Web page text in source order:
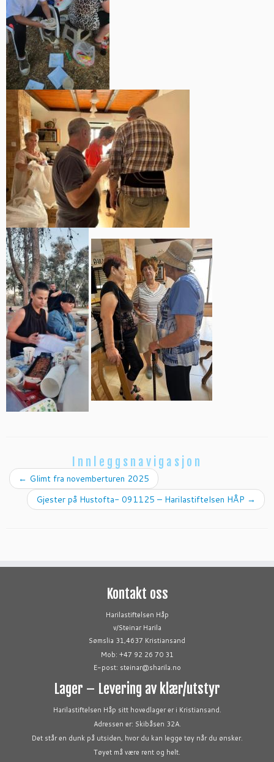
Innleggsnavigasjon
← Glimt fra novemberturen 2025
Gjester på Hustofta- 091125 – Harilastiftelsen HÅP →
Kontakt oss
Harilastiftelsen Håp
v/Steinar Harila
Sømslia 31,4637 Kristiansand
Mob: +47 92 26 70 31
E-post: steinar@sharila.no
Lager – Levering av klær/utstyr
Harilastiftelsen Håp sitt hovedlager er i Kristiansand.
Adressen er: Skibåsen 32A.
Det står en dunk på utsiden, hvor du kan legge tøy når du ønsker.
Tøyet må være rent og helt.